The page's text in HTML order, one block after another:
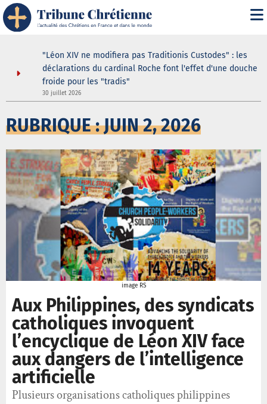
de la
"Léon XIV ne modifiera pas Traditionis Custodes" : les
déclarations du cardinal Roche font l'effet d'une douche
froide pour les "tradis"
30 juillet 2026
RUBRIQUE : JUIN 2, 2026
image RS
Aux Philippines, des syndicats
catholiques invoquent
l’encyclique de Léon XIV face
aux dangers de l’intelligence
artificielle
Plusieurs organisations catholiques philippines